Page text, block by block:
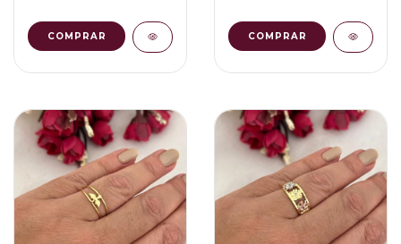
COMPRAR COMPRAR